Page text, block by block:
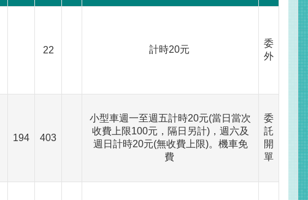
22 計時20元
委
外
194 403
小型車週一至週五計時20元(當日當次
收費上限100元，隔日另計)，週六及
週日計時20元(無收費上限)。機車免
費
委
託
開
單